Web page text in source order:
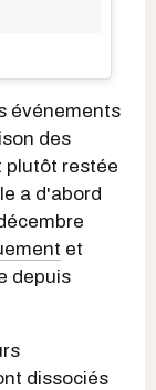
événements
des
plutôt restée
a d'abord
et
depuis
dissociés